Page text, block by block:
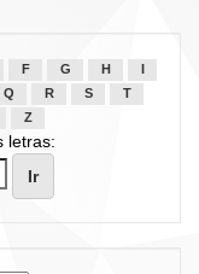
F G H
Q R S
T
Z
letras: